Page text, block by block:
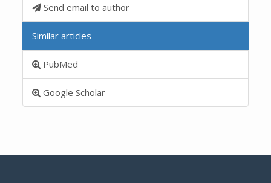
Send email to author
Similar articles
PubMed
Google Scholar